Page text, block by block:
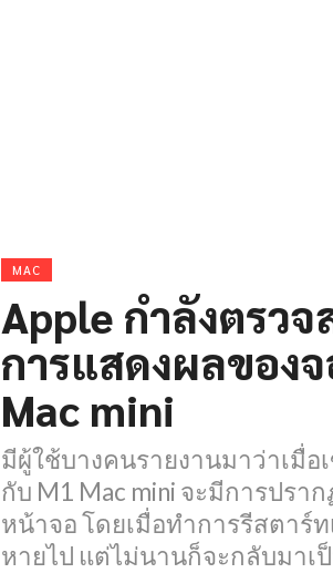
MAC
Apple กำลังตรว
การแสดงผลของ
Mac mini
มีผู้ใช้บางคนรายงานมาว่าเมื่อ
กับ M1 Mac mini จะมีการปร
หน้าจอ โดยเมื่อทำการรีสตาร์
หายไป แต่ไม่นานก็จะกลับมาเ